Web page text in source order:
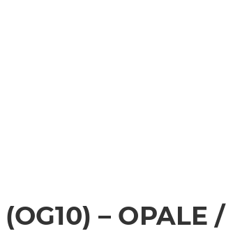
– OPALE /